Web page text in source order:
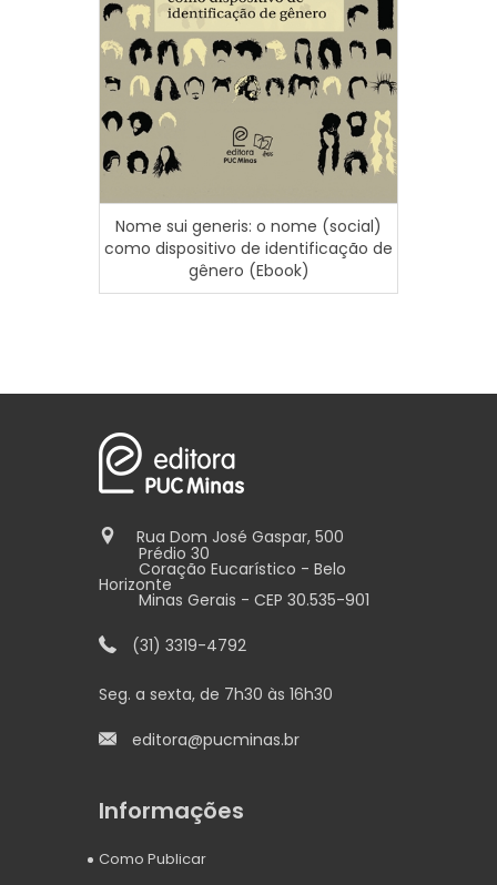
Nome sui generis: o nome (social)
como dispositivo de identificação de
gênero (Ebook)
Rua Dom José Gaspar, 500
Prédio 30
Coração Eucarístico - Belo
Horizonte
Minas Gerais - CEP 30.535-901
(31) 3319-4792
Seg. a sexta, de 7h30 às 16h30
editora@pucminas.br
Informações
Como Publicar